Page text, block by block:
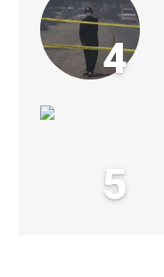
4
5